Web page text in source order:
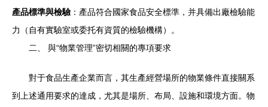
產品標準與檢驗 ：產品符合國家食品安全標準，并具備出廠檢驗能
力（自有實驗室或委托有資質的檢驗機構）。
二、 與“物業管理”密切相關的專項要求
對于食品生產企業而言，其生產經營場所的物業條件直接關系
到上述通用要求的達成，尤其是場所、布局、設施和環境方面。物